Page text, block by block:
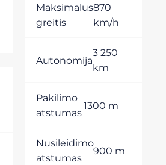
Maksimalus
greitis
870
km/h
Autonomija
3 250
km
Pakilimo
atstumas
1300 m
Nusileidimo
atstumas
900 m